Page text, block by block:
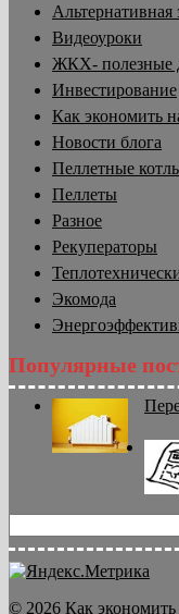
Альтернативная
Видеоуроки
ЖКХ- полезные
Инвестирование
Как экономить
Новости блога
Пеллетные
Пеллеты
Разное
Рекуператоры
Экомода
Популярные
© 2026 Как экономить